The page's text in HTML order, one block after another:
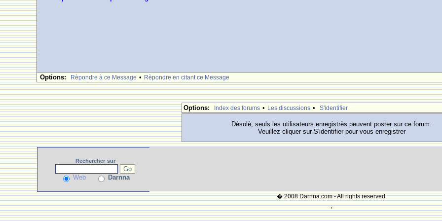
Options: Rèpondre à ce Message • Rèpondre en citant ce Message
Options: Index des forums • Les discussions • S'identifier
Dèsolè, seuls les utilisateurs enregistrès peuvent poster sur ce forum.
Veuillez cliquer sur S'identifier pour vous enregistrer
Rechercher sur
Web Darnna
� 2008 Darnna.com - All rights reserved.
'